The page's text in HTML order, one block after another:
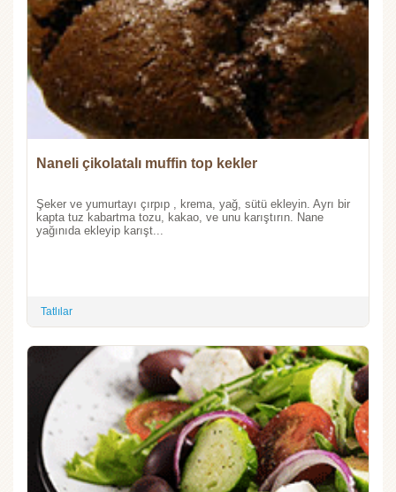
Naneli çikolatalı muffin top kekler
Şeker ve yumurtayı çırpıp , krema, yağ, sütü ekleyin. Ayrı bir
kapta tuz kabartma tozu, kakao, ve unu karıştırın. Nane
yağınıda ekleyip karışt...
Tatlılar